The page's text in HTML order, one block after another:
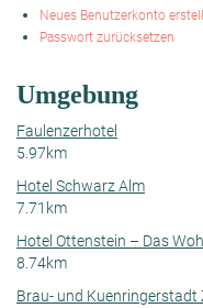
Neues Benutzerkonto
Passwort zurücksetzen
Umgebung
Faulenzerhotel
5.97km
Hotel Schwarz Alm
7.71km
Hotel Ottenstein – Das
8.74km
Brau- und Kuenringerstadt